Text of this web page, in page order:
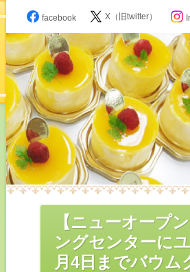
スイーツニュース
メディア登場のお知らせ
開催講座
イベント参加募集
取材・レポート
パティスリーオープン記念日カレン
facebook X（旧twitter）
【ニューオープ
ングセンターに
月4日までバウ